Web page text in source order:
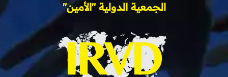
الجمعية الدولية "الأمين"